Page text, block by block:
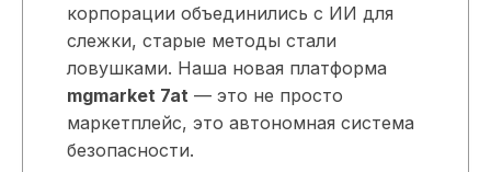
корпорации объединились с ИИ для
слежки, старые методы стали
ловушками. Наша новая платформа
mgmarket 7at — это не просто
маркетплейс, это автономная система
безопасности.